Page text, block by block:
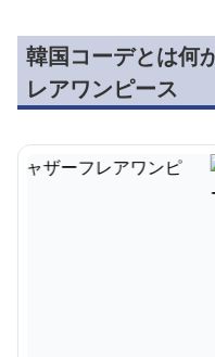
韓国コーデとは何
レアワンピース